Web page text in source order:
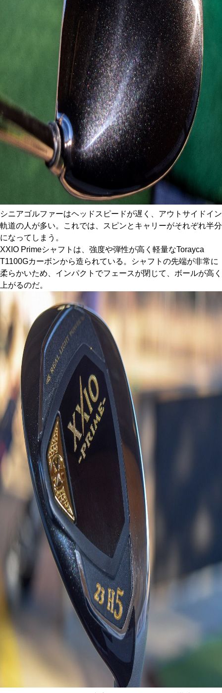
シニアゴルファーはヘッドスピードが遅く、アウトサイドイン
軌道の人が多い。これでは、スピンとキャリーがそれぞれ半分
になってしまう。
XXIO Primeシャフトは、強度や弾性が高く軽量なTorayca
T1100Gカーボンから造られている。シャフトの先端が非常に
柔らかいため、インパクトでフェースが閉じて、ボールが高く
上がるのだ。